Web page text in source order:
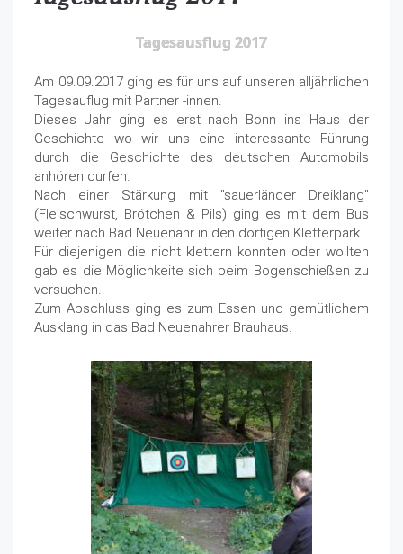
Tagesausflug 2017
Am 09.09.2017 ging es für uns auf unseren alljährlichen
Tagesauflug mit Partner -innen.
Dieses Jahr ging es erst nach Bonn ins Haus der
Geschichte wo wir uns eine interessante Führung
durch die Geschichte des deutschen Automobils
anhören durfen.
Nach einer Stärkung mit "sauerländer Dreiklang"
(Fleischwurst, Brötchen & Pils) ging es mit dem Bus
weiter nach Bad Neuenahr in den dortigen Kletterpark.
Für diejenigen die nicht klettern konnten oder wollten
gab es die Möglichkeite sich beim Bogenschießen zu
versuchen.
Zum Abschluss ging es zum Essen und gemütlichem
Ausklang in das Bad Neuenahrer Brauhaus.